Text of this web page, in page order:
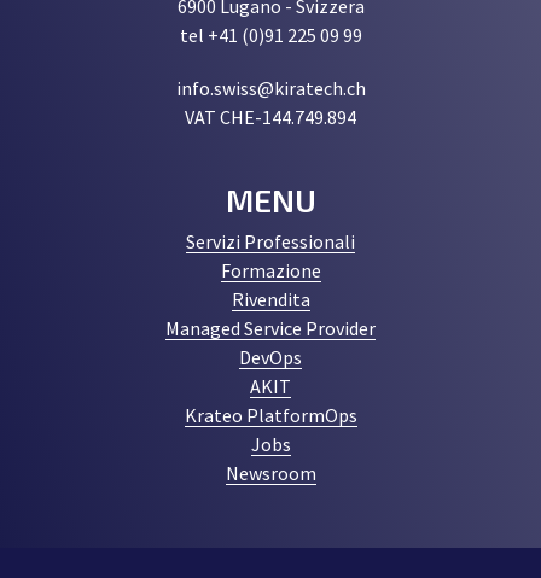
6900 Lugano - Svizzera
tel +41 (0)91 225 09 99
info.swiss@kiratech.ch
VAT CHE-144.749.894
MENU
Servizi Professionali
Formazione
Rivendita
Managed Service Provider
DevOps
AKIT
Krateo PlatformOps
Jobs
Newsroom